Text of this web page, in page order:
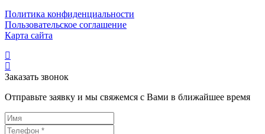
Политика конфиденциальности
Пользовательское соглашение
Карта сайта
Заказать звонок
Отправьте заявку и мы свяжемся с Вами в ближайшее время